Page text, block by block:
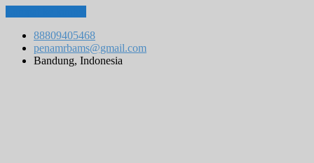
88809405468
penamrbams@gmail.com
Bandung, Indonesia